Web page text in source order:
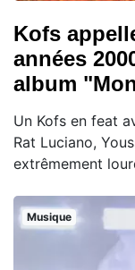
Kofs
années
album
Un Kofs en feat
Rat Luciano,
extrêmement
Musique